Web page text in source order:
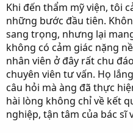
Khi đến thẩm mỹ viện, tôi
những bước đầu tiên.
sang trọng, nhưng lại
không có cảm giác nặng
nhân viên ở đây rất chu
chuyên viên tư vấn. Họ
câu hỏi mà àng đã thực
hài lòng không chỉ về kết
nghiệp, tận tâm của bác sĩ